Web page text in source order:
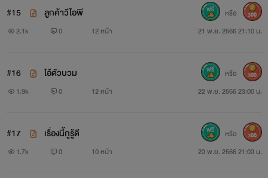
#15 ลูกค้าวีไอพี
2.1k 0 12 หน้า 21 พ.ย. 2566 21:10 น.
หรือ 300
#16 ไอ้ตัวบวม
1.9k 0 12 หน้า 22 พ.ย. 2566 23:00 น.
หรือ 300
#17 เรื่องนี้กูรู้ดี
1.7k 0 10 หน้า 23 พ.ย. 2566 21:03 น.
หรือ 300